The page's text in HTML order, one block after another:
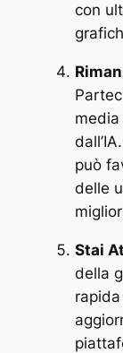
con
può
delle
Stai
della
rapida